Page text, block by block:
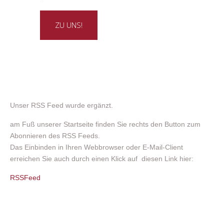
ZU UNS!
Unser RSS Feed wurde ergänzt.
am Fuß unserer Startseite finden Sie rechts den Button zum
Abonnieren des RSS Feeds.
Das Einbinden in Ihren Webbrowser oder E-Mail-Client
erreichen Sie auch durch einen Klick auf diesen Link hier:
RSSFeed